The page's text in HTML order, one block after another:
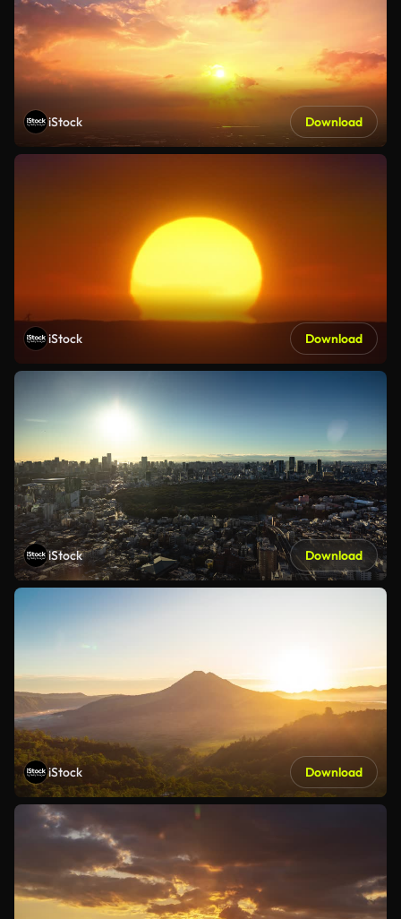
iStock Download
iStock Download
iStock Download
iStock Download